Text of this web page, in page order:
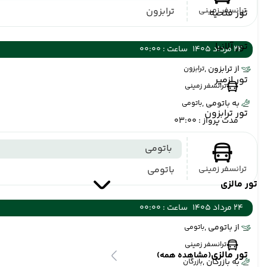
تور فتحیه
تور آلانیا
تور ازمیر
تور ترابزون
تور مالزی
تور مالزی(مشاهده همه)
ترانسفر زمینی ترابزون
24 مرداد 1405
ساعت : 00:00
از ترابزون ,ترابزون
ترانسفر زمینی
به باتومی ,باتومی
مدت پرواز : 03:00
ترانسفر زمینی
باتومی
باتومی
24 مرداد 1405
ساعت : 00:00
از باتومی ,باتومی
ترانسفر زمینی
به بازرگان ,بازرگان